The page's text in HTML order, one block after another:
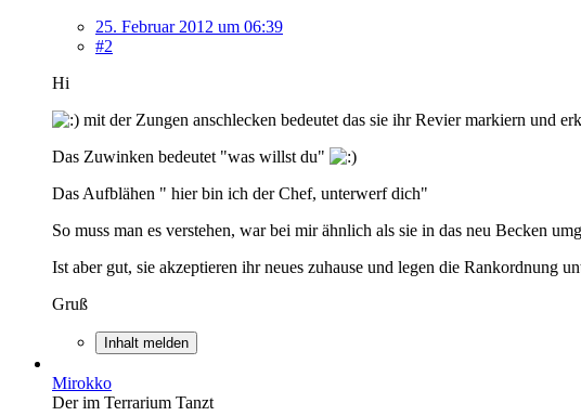
25. Februar 2012 um 06:39
#2
Hi
mit der Zungen anschlecken bedeutet das sie ihr Revier markiern und
Das Zuwinken bedeutet "was willst du"
Das Aufblähen " hier bin ich der Chef, unterwerf dich"
So muss man es verstehen, war bei mir ähnlich als sie in das neu Becken
Ist aber gut, sie akzeptieren ihr neues zuhause und legen die Rankordnung
Gruß
Inhalt melden
Mirokko
Der im Terrarium Tanzt